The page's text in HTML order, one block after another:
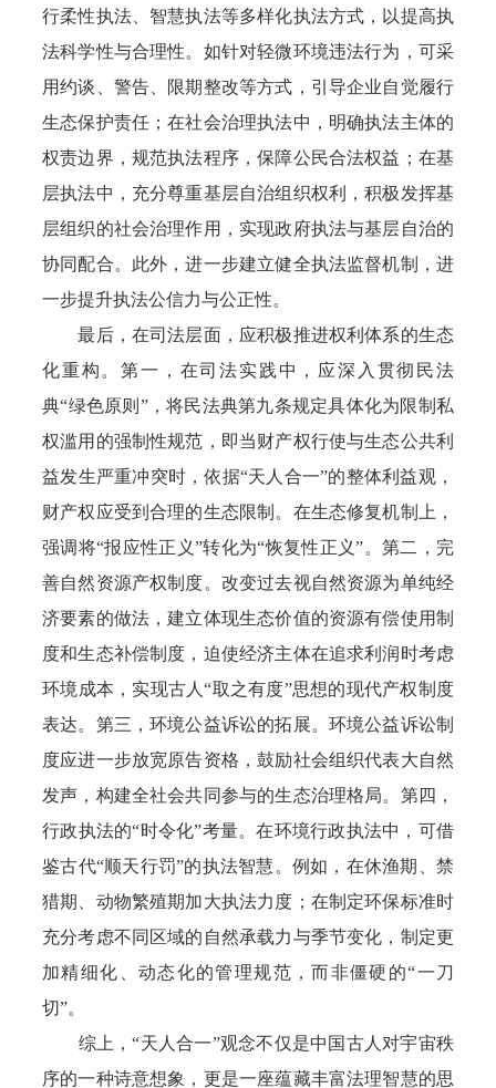
行柔性执法、智慧执法等多样化执法方式，以提高执
法科学性与合理性。如针对轻微环境违法行为，可采
用约谈、警告、限期整改等方式，引导企业自觉履行
生态保护责任；在社会治理执法中，明确执法主体的
权责边界，规范执法程序，保障公民合法权益；在基
层执法中，充分尊重基层自治组织权利，积极发挥基
层组织的社会治理作用，实现政府执法与基层自治的
协同配合。此外，进一步建立健全执法监督机制，进
一步提升执法公信力与公正性。
最后，在司法层面，应积极推进权利体系的生态
化重构。第一，在司法实践中，应深入贯彻民法
典“绿色原则”，将民法典第九条规定具体化为限制私
权滥用的强制性规范，即当财产权行使与生态公共利
益发生严重冲突时，依据“天人合一”的整体利益观，
财产权应受到合理的生态限制。在生态修复机制上，
强调将“报应性正义”转化为“恢复性正义”。第二，完
善自然资源产权制度。改变过去视自然资源为单纯经
济要素的做法，建立体现生态价值的资源有偿使用制
度和生态补偿制度，迫使经济主体在追求利润时考虑
环境成本，实现古人“取之有度”思想的现代产权制度
表达。第三，环境公益诉讼的拓展。环境公益诉讼制
度应进一步放宽原告资格，鼓励社会组织代表大自然
发声，构建全社会共同参与的生态治理格局。第四，
行政执法的“时令化”考量。在环境行政执法中，可借
鉴古代“顺天行罚”的执法智慧。例如，在休渔期、禁
猎期、动物繁殖期加大执法力度；在制定环保标准时
充分考虑不同区域的自然承载力与季节变化，制定更
加精细化、动态化的管理规范，而非僵硬的“一刀
切”。
综上，“天人合一”观念不仅是中国古人对宇宙秩
序的一种诗意想象，更是一座蕴藏丰富法理智慧的思